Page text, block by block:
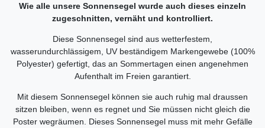
Wie alle unsere Sonnensegel wurde auch dieses einzeln
zugeschnitten, vernäht und kontrolliert.
Diese Sonnensegel sind aus wetterfestem,
wasserundurchlässigem, UV beständigem Markengewebe (100%
Polyester) gefertigt, das an Sommertagen einen angenehmen
Aufenthalt im Freien garantiert.
Mit diesem Sonnensegel können sie auch ruhig mal draussen
sitzen bleiben, wenn es regnet und Sie müssen nicht gleich die
Poster wegräumen. Dieses Sonnensegel muss mit mehr Gefälle